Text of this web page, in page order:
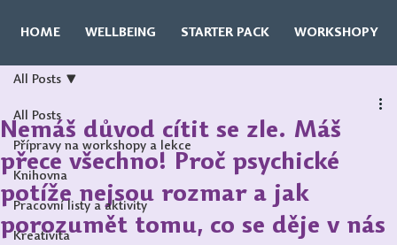
HOME WELLBEING STARTER PACK WORKSHOPY
All Posts
Přípravy na workshopy a lekce
Knihovna
Pracovní listy a aktivity
Kreativita
All Posts
Nemáš důvod cítit se zle. Máš
přece všechno! Proč psychické
potíže nejsou rozmar a jak
porozumět tomu, co se děje v nás